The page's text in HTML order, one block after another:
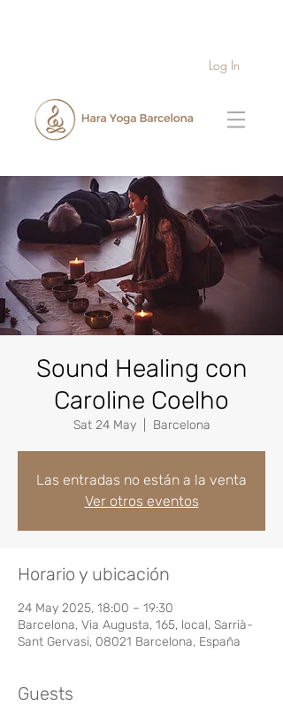
Log In
Sound Healing con
Caroline Coelho
Sat 24 May
  |
Barcelona
Las entradas no están a la venta
Ver otros eventos
Horario y ubicación
24 May 2025, 18:00 – 19:30
Barcelona, Via Augusta, 165, local, Sarrià-
Sant Gervasi, 08021 Barcelona, España
Guests